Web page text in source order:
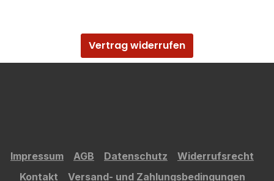
Vertrag widerrufen
Impressum AGB Datenschutz
Widerrufsrecht
Kontakt
Versand- und Zahlungsbedingungen